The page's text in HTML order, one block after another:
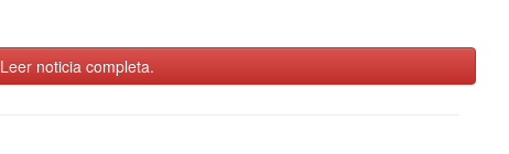
Leer noticia completa.